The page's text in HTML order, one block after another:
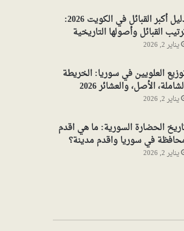
دليل أكبر القبائل في الكويت 2026:
القبائل وأصولها التاريخية
يناير 2, 2026
العلويين في سوريا: الخريطة
الأصل، والعشائر 2026
يناير 2, 2026
الحضارة السورية: ما هي اقدم
في سوريا واقدم مدينة؟
يناير 2, 2026